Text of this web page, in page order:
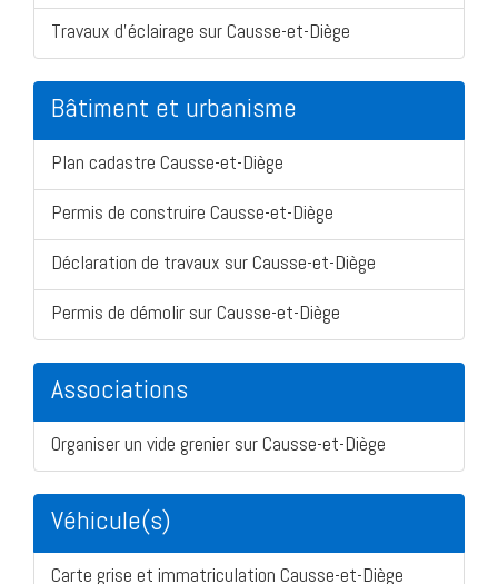
Travaux d'éclairage sur Causse-et-Diège
Bâtiment et urbanisme
Plan cadastre Causse-et-Diège
Permis de construire Causse-et-Diège
Déclaration de travaux sur Causse-et-Diège
Permis de démolir sur Causse-et-Diège
Associations
Organiser un vide grenier sur Causse-et-Diège
Véhicule(s)
Carte grise et immatriculation Causse-et-Diège